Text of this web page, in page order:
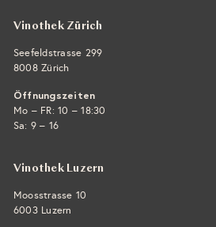
Vinothek Zürich
Seefeldstrasse 299
8008 Zürich
Öffnungszeiten
Mo – FR: 10 – 18:30
Sa: 9 – 16
Vinothek Luzern
Moosstrasse 10
6003 Luzern